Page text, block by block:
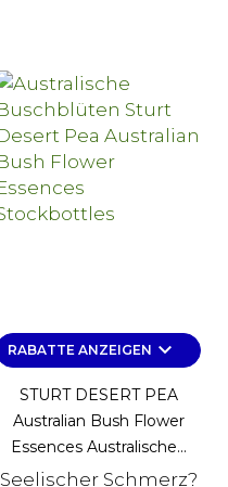
RABATTE ANZEIGEN keyboard_arrow_down
STURT DESERT PEA
Australian Bush Flower
Essences Australische...
Seelischer Schmerz?